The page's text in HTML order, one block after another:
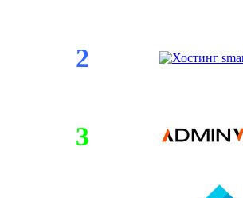
2
3